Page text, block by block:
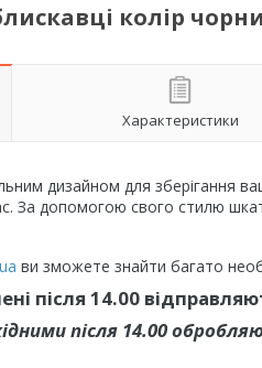
колір
Характеристики
дизайном для зберігання
За допомогою свого стилю
ви зможете знайти багато
після 14.00
після 14.00